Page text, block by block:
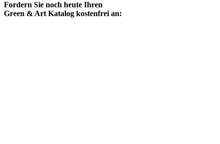
Fordern Sie noch heute Ihren
Green & Art Katalog kostenfrei an: